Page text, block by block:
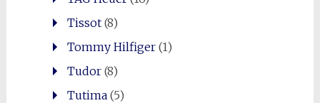
Tissot(8)
Tommy Hilfiger(1)
Tudor(8)
Tutima(5)